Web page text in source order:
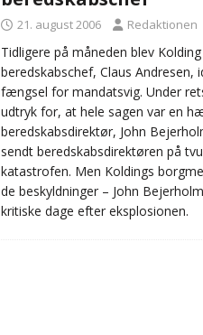
21. august 2006 Redaktionen
Tidligere på måneden blev
beredskabschef, Claus
fængsel for mandatsvig. Under
udtryk for, at hele sagen var en
beredskabsdirektør, John
sendt beredskabsdirektøren på
katastrofen. Men Koldings
de beskyldninger – John
kritiske dage efter eksplosionen.